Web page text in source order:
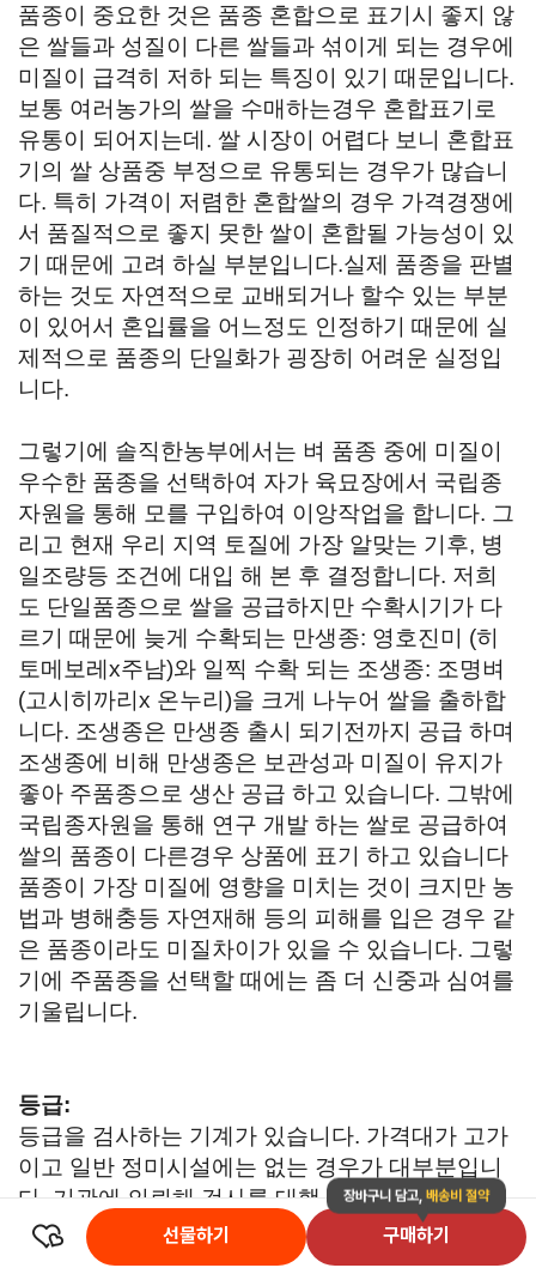
품종이 중요한 것은 품종 혼합으로 표기시 좋지 않
은 쌀들과 성질이 다른 쌀들과 섞이게 되는 경우에
미질이 급격히 저하 되는 특징이 있기 때문입니다.
보통 여러농가의 쌀을 수매하는경우 혼합표기로
유통이 되어지는데. 쌀 시장이 어렵다 보니 혼합표
기의 쌀 상품중 부정으로 유통되는 경우가 많습니
다. 특히 가격이 저렴한 혼합쌀의 경우 가격경쟁에
서 품질적으로 좋지 못한 쌀이 혼합될 가능성이 있
기 때문에 고려 하실 부분입니다.실제 품종을 판별
하는 것도 자연적으로 교배되거나 할수 있는 부분
이 있어서 혼입률을 어느정도 인정하기 때문에 실
제적으로 품종의 단일화가 굉장히 어려운 실정입
니다.
그렇기에 솔직한농부에서는 벼 품종 중에 미질이
우수한 품종을 선택하여 자가 육묘장에서 국립종
자원을 통해 모를 구입하여 이앙작업을 합니다. 그
리고 현재 우리 지역 토질에 가장 알맞는 기후, 병
일조량등 조건에 대입 해 본 후 결정합니다. 저희
도 단일품종으로 쌀을 공급하지만 수확시기가 다
르기 때문에 늦게 수확되는 만생종: 영호진미 (히
토메보레x주남)와 일찍 수확 되는 조생종: 조명벼
(고시히까리x 온누리)을 크게 나누어 쌀을 출하합
니다. 조생종은 만생종 출시 되기전까지 공급 하며
조생종에 비해 만생종은 보관성과 미질이 유지가
좋아 주품종으로 생산 공급 하고 있습니다. 그밖에
국립종자원을 통해 연구 개발 하는 쌀로 공급하여
쌀의 품종이 다른경우 상품에 표기 하고 있습니다
품종이 가장 미질에 영향을 미치는 것이 크지만 농
법과 병해충등 자연재해 등의 피해를 입은 경우 같
은 품종이라도 미질차이가 있을 수 있습니다. 그렇
기에 주품종을 선택할 때에는 좀 더 신중과 심여를
기울립니다.
등급:
등급을 검사하는 기계가 있습니다. 가격대가 고가
이고 일반 정미시설에는 없는 경우가 대부분입니
다. 기관에 의뢰해 검사를 대행 할수가 있으나 샘
플로 검사를 하기 때문에 매일 도정을해 공급 하는
실제 도정환경에선 합리적이지 못합니다.
선물하기
장바구니 담고, 배송비 절약
구매하기